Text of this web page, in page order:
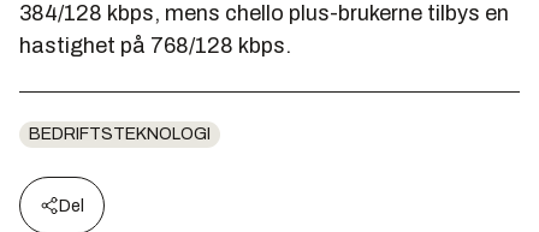
384/128 kbps, mens chello plus-brukerne tilbys en
hastighet på 768/128 kbps.
BEDRIFTSTEKNOLOGI
Del